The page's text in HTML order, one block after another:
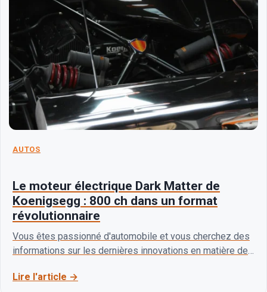
AUTOS
Le moteur électrique Dark Matter de
Koenigsegg : 800 ch dans un format
révolutionnaire
Vous êtes passionné d'automobile et vous cherchez des
informations sur les dernières innovations en matière de
Lire l'article